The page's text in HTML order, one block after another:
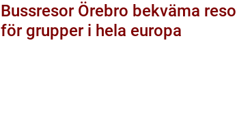
Bussresor Örebro bekväma resor
för grupper i hela europa